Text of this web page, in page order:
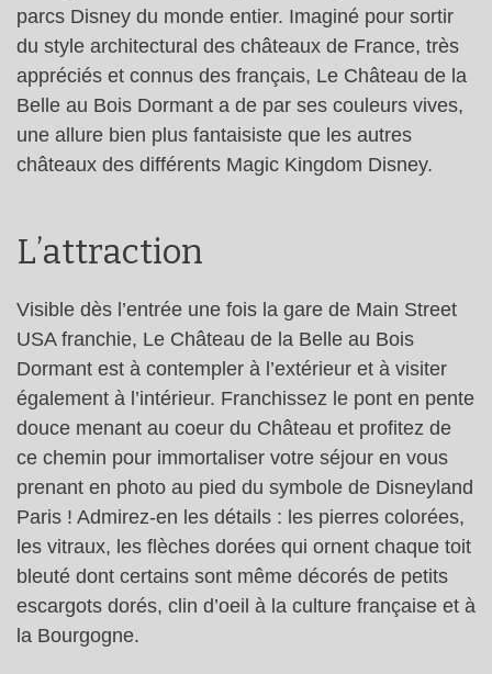
parcs Disney du monde entier. Imaginé pour sortir
du style architectural des châteaux de France, très
appréciés et connus des français, Le Château de la
Belle au Bois Dormant a de par ses couleurs vives,
une allure bien plus fantaisiste que les autres
châteaux des différents Magic Kingdom Disney.
L’attraction
Visible dès l’entrée une fois la gare de Main Street
USA franchie, Le Château de la Belle au Bois
Dormant est à contempler à l’extérieur et à visiter
également à l’intérieur. Franchissez le pont en pente
douce menant au coeur du Château et profitez de
ce chemin pour immortaliser votre séjour en vous
prenant en photo au pied du symbole de Disneyland
Paris ! Admirez-en les détails : les pierres colorées,
les vitraux, les flèches dorées qui ornent chaque toit
bleuté dont certains sont même décorés de petits
escargots dorés, clin d’oeil à la culture française et à
la Bourgogne.